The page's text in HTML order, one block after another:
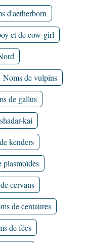
d'aetherborn
et de cow-girl
Noms de vulpins
de gallus
kai
kenders
plasmoïdes
cervans
de centaures
de fées